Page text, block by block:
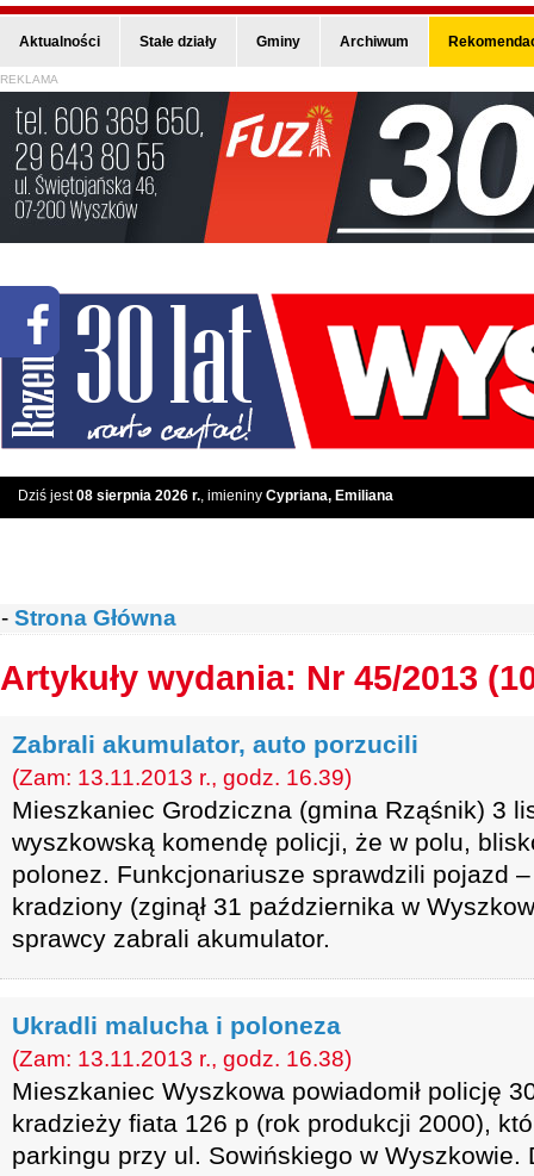
Aktualności Stałe działy Gminy Archiwum
REKLAMA
Dziś jest08 sierpnia 2026 r., imieniny Cypriana, Emiliana
- Strona Główna
Artykuły wydania: Nr 45/2013
Zabrali akumulator, auto porzucili
(Zam: 13.11.2013 r., godz. 16.39)
Mieszkaniec Grodziczna (gmina Rząśnik) 3
wyszkowską komendę policji, że w polu,
polonez. Funkcjonariusze sprawdzili pojazd
kradziony (zginął 31 października w
sprawcy zabrali akumulator.
Ukradli malucha i poloneza
(Zam: 13.11.2013 r., godz. 16.38)
Mieszkaniec Wyszkowa powiadomił policję
kradzieży fiata 126 p (rok produkcji 2000),
parkingu przy ul. Sowińskiego w Wyszkowie.